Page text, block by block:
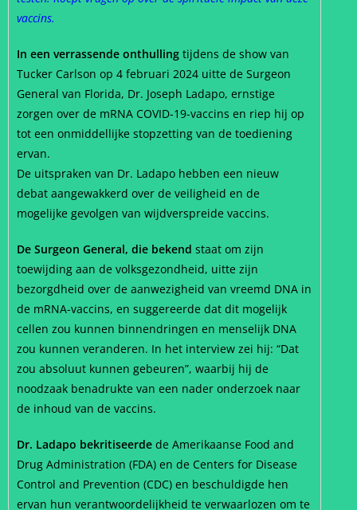
vaccins.
In een verrassende onthulling tijdens de show van
Tucker Carlson op 4 februari 2024 uitte de Surgeon
General van Florida, Dr. Joseph Ladapo, ernstige
zorgen over de mRNA COVID-19-vaccins en riep hij op
tot een onmiddellijke stopzetting van de toediening
ervan.
De uitspraken van Dr. Ladapo hebben een nieuw
debat aangewakkerd over de veiligheid en de
mogelijke gevolgen van wijdverspreide vaccins.
De Surgeon General, die bekend staat om zijn
toewijding aan de volksgezondheid, uitte zijn
bezorgdheid over de aanwezigheid van vreemd DNA in
de mRNA-vaccins, en suggereerde dat dit mogelijk
cellen zou kunnen binnendringen en menselijk DNA
zou kunnen veranderen. In het interview zei hij: “Dat
zou absoluut kunnen gebeuren”, waarbij hij de
noodzaak benadrukte van een nader onderzoek naar
de inhoud van de vaccins.
Dr. Ladapo bekritiseerde de Amerikaanse Food and
Drug Administration (FDA) en de Centers for Disease
Control and Prevention (CDC) en beschuldigde hen
ervan hun verantwoordelijkheid te verwaarlozen om te